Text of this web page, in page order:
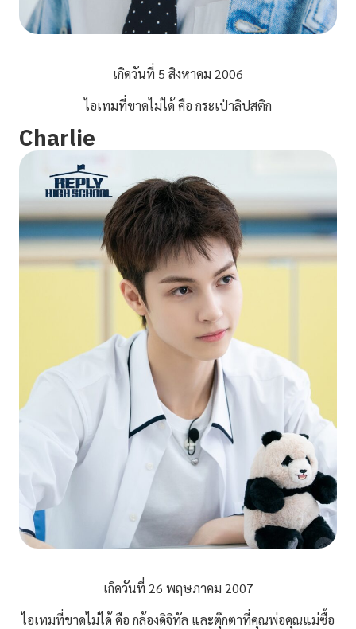
เกิดวันที่ 5 สิงหาคม 2006
ไอเทมที่ขาดไม่ได้ คือ กระเป๋าลิปสติก
Charlie
เกิดวันที่ 26 พฤษภาคม 2007
ไอเทมที่ขาดไม่ได้ คือ กล้องดิจิทัล และตุ๊กตาที่คุณพ่อคุณแม่ซื้อ